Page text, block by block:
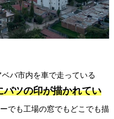
バ市内を車で走っている
バツの印が描かれてい
でも工場の窓でもどこでも描